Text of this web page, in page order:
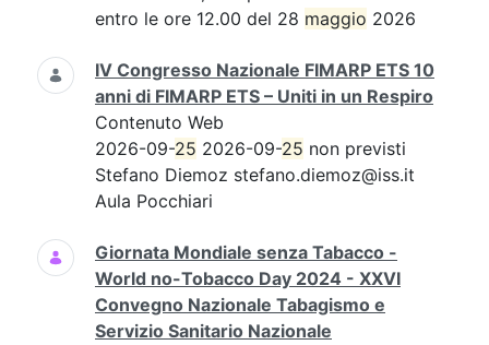
entro le ore 12.00 del 28 maggio 2026
IV Congresso Nazionale FIMARP ETS 10
anni di FIMARP ETS – Uniti in un Respiro
Contenuto Web
2026-09-25 2026-09-25 non previsti
Stefano Diemoz stefano.diemoz@iss.it
Aula Pocchiari
Giornata Mondiale senza Tabacco -
World no-Tobacco Day 2024 - XXVI
Convegno Nazionale Tabagismo e
Servizio Sanitario Nazionale